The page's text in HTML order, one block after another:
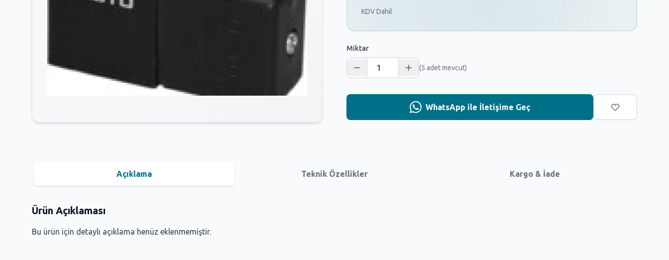
KDV Dahil
Miktar
(5 adet mevcut)
WhatsApp ile İletişime Geç
Açıklama Teknik Özellikler Kargo & İade
Ürün Açıklaması
Bu ürün için detaylı açıklama henüz eklenmemiştir.